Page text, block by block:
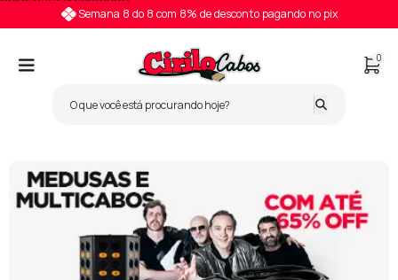
Semana 8 do 8 com 8% de desconto pagando no pix
0